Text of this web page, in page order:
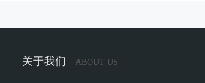
关于我们 ABOUT US